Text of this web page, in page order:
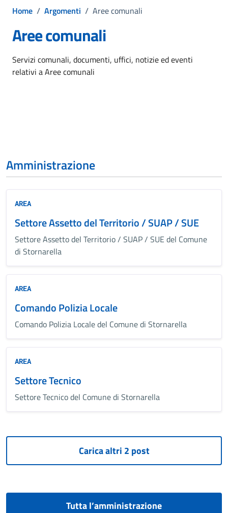
Home / Argomenti / Aree comunali
Aree comunali
Dettagli dell'argomento
Servizi comunali, documenti, uffici, notizie ed eventi
relativi a Aree comunali
Amministrazione
AREA
Settore Assetto del Territorio / SUAP / SUE
Settore Assetto del Territorio / SUAP / SUE del Comune
di Stornarella
AREA
Comando Polizia Locale
Comando Polizia Locale del Comune di Stornarella
AREA
Settore Tecnico
Settore Tecnico del Comune di Stornarella
Tutta l’amministrazione